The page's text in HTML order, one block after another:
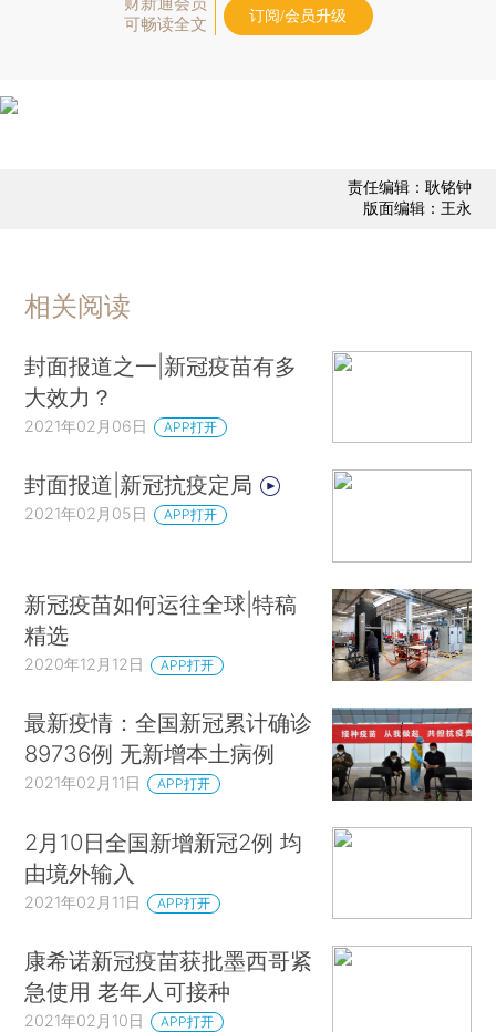
可畅读全文
订阅/会员升级
责任编辑：耿铭钟
版面编辑：王永
相关阅读
封面报道之一|新冠疫苗有多
大效力？
2021年02月06日 APP打开
封面报道|新冠抗疫定局
2021年02月05日 APP打开
新冠疫苗如何运往全球|特稿
精选
2020年12月12日 APP打开
最新疫情：全国新冠累计确诊
89736例 无新增本土病例
2021年02月11日 APP打开
2月10日全国新增新冠2例 均
由境外输入
2021年02月11日 APP打开
康希诺新冠疫苗获批墨西哥紧
急使用 老年人可接种
2021年02月10日 APP打开